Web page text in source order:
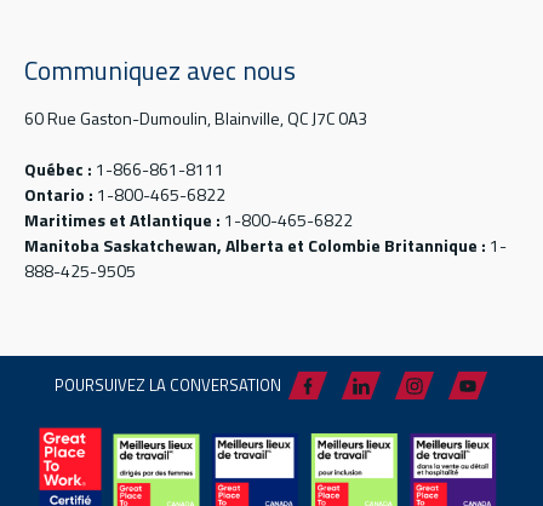
Communiquez avec nous
60 Rue Gaston-Dumoulin, Blainville, QC J7C 0A3
Québec : 1-866-861-8111
Ontario : 1-800-465-6822
Maritimes et Atlantique : 1-800-465-6822
Manitoba Saskatchewan, Alberta et Colombie Britannique : 1-
888-425-9505
POURSUIVEZ LA CONVERSATION